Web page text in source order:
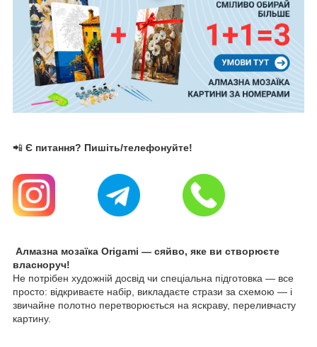
📲 Є питання? Пишіть/телефонуйте!
Алмазна мозаїка Origami — сяйво, яке ви створюєте
власноруч!
Не потрібен художній досвід чи спеціальна підготовка — все
просто: відкриваєте набір, викладаєте стрази за схемою — і
звичайне полотно перетворюється на яскраву, переливчасту
картину.